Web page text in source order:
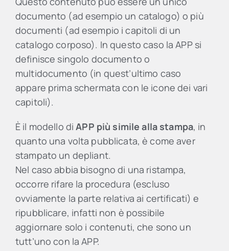
documento (ad esempio un catalogo) o più
documenti (ad esempio i capitoli di un
catalogo corposo). In questo caso la APP si
definisce singolo documento o
multidocumento (in quest’ultimo caso
appare prima schermata con le icone dei vari
capitoli).
È il modello diAPP più simile alla stampa, in
quanto una volta pubblicata, è come aver
stampato un depliant.
Nel caso abbia bisogno di una ristampa,
occorre rifare la procedura (escluso
ovviamente la parte relativa ai certificati) e
ripubblicare, infatti non è possibile
aggiornare solo i contenuti, che sono un
tutt’uno con la APP.